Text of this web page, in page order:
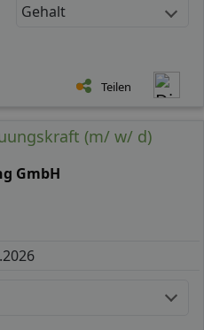
Gehalt
Teilen
(m/ w/ d)
GmbH